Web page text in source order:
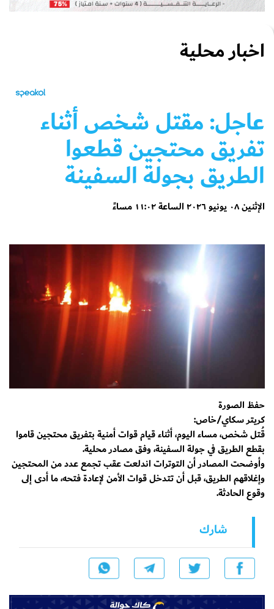
اخبار محلية
عاجل: مقتل شخص أثناء
تفريق محتجين قطعوا
الطريق بجولة السفينة
الإثنين ٠٨ يونيو ٢٠٢٦ الساعة ١١:٠٢ مساءً
حفظ الصورة
كريتر سكاي/خاص:
قُتل شخص، مساء اليوم، أثناء قيام قوات أمنية بتفريق محتجين قاموا
بقطع الطريق في جولة السفينة، وفق مصادر محلية.
وأوضحت المصادر أن التوترات اندلعت عقب تجمع عدد من المحتجين
وإغلاقهم الطريق، قبل أن تتدخل قوات الأمن لإعادة فتحه، ما أدى إلى
وقوع الحادثة.
شارك